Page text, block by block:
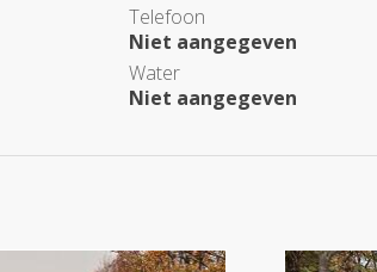
Telefoon
Niet aangegeven
Water
Niet aangegeven